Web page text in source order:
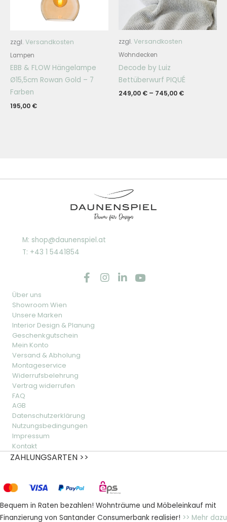
zzgl. Versandkosten
Lampen
EBB & FLOW Hängelampe
Ø15,5cm Rowan Gold – 7
Farben
195,00 €
zzgl. Versandkosten
Wohndecken
Decode by Luiz
Bettüberwurf PIQUÉ
249,00 € – 745,00 €
M: shop@daunenspiel.at
T: +43 1 5441854
Über uns
Showroom Wien
Unsere Marken
Interior Design & Planung
Geschenkgutschein
Mein Konto
Versand & Abholung
Montageservice
Widerrufsbelehrung
Vertrag widerrufen
FAQ
AGB
Datenschutzerklärung
Nutzungsbedingungen
Impressum
Kontakt
ZAHLUNGSARTEN >>
Bequem in Raten bezahlen! Wohnträume und Möbeleinkauf mit
Finanzierung von Santander Consumerbank realisier! >> Mehr dazu